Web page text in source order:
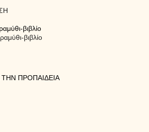
βιβλίο
βιβλίο
ΤΗΝ ΠΡΟΠΑΙΔΕΙΑ